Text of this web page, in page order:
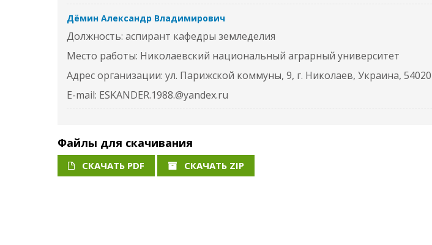
Дёмин Александр Владимирович
Должность: аспирант кафедры земледелия
Место работы: Николаевский национальный аграрный университет
Адрес организации: ул. Парижской коммуны, 9, г. Николаев, Украина, 54020
E-mail: ESKANDER.1988.@yandex.ru
Файлы для скачивания
СКАЧАТЬ PDF СКАЧАТЬ ZIP